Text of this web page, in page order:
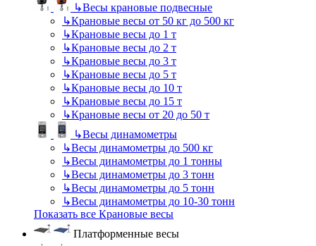
↳Весы крановые подвесные
↳Крановые весы от 50 кг до 500 кг
↳Крановые весы до 1 т
↳Крановые весы до 2 т
↳Крановые весы до 3 т
↳Крановые весы до 5 т
↳Крановые весы до 10 т
↳Крановые весы до 15 т
↳Крановые весы от 20 до 50 т
↳Весы динамометры
↳Весы динамометры до 500 кг
↳Весы динамометры до 1 тонны
↳Весы динамометры до 3 тонн
↳Весы динамометры до 5 тонн
↳Весы динамометры до 10-30 тонн
Показать все Крановые весы
Платформенные весы